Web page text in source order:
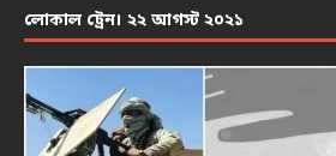
লোকাল ট্রেন। ২২ আগস্ট ২০২১